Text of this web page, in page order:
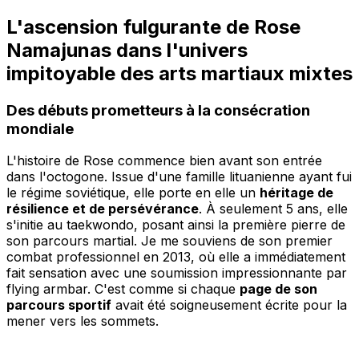
L'ascension fulgurante de Rose
Namajunas dans l'univers
impitoyable des arts martiaux mixtes
Des débuts prometteurs à la consécration
mondiale
L'histoire de Rose commence bien avant son entrée
dans l'octogone. Issue d'une famille lituanienne ayant fui
le régime soviétique, elle porte en elle un héritage de
résilience et de persévérance. À seulement 5 ans, elle
s'initie au taekwondo, posant ainsi la première pierre de
son parcours martial. Je me souviens de son premier
combat professionnel en 2013, où elle a immédiatement
fait sensation avec une soumission impressionnante par
flying armbar. C'est comme si chaque page de son
parcours sportif avait été soigneusement écrite pour la
mener vers les sommets.